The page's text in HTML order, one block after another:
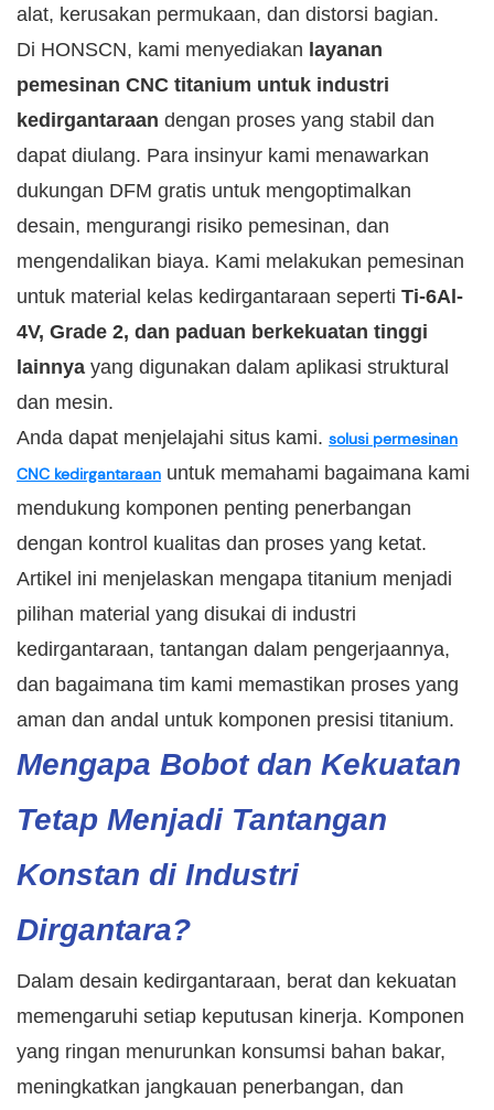
alat, kerusakan permukaan, dan distorsi bagian.
Di HONSCN, kami menyediakan layanan
pemesinan CNC titanium untuk industri
kedirgantaraan dengan proses yang stabil dan
dapat diulang. Para insinyur kami menawarkan
dukungan DFM gratis untuk mengoptimalkan
desain, mengurangi risiko pemesinan, dan
mengendalikan biaya. Kami melakukan pemesinan
untuk material kelas kedirgantaraan seperti Ti-6Al-
4V, Grade 2, dan paduan berkekuatan tinggi
lainnya yang digunakan dalam aplikasi struktural
dan mesin.
Anda dapat menjelajahi situs kami. solusi permesinan
CNC kedirgantaraan untuk memahami bagaimana kami
mendukung komponen penting penerbangan
dengan kontrol kualitas dan proses yang ketat.
Artikel ini menjelaskan mengapa titanium menjadi
pilihan material yang disukai di industri
kedirgantaraan, tantangan dalam pengerjaannya,
dan bagaimana tim kami memastikan proses yang
aman dan andal untuk komponen presisi titanium.
Mengapa Bobot dan Kekuatan
Tetap Menjadi Tantangan
Konstan di Industri
Dirgantara?
Dalam desain kedirgantaraan, berat dan kekuatan
memengaruhi setiap keputusan kinerja. Komponen
yang ringan menurunkan konsumsi bahan bakar,
meningkatkan jangkauan penerbangan, dan